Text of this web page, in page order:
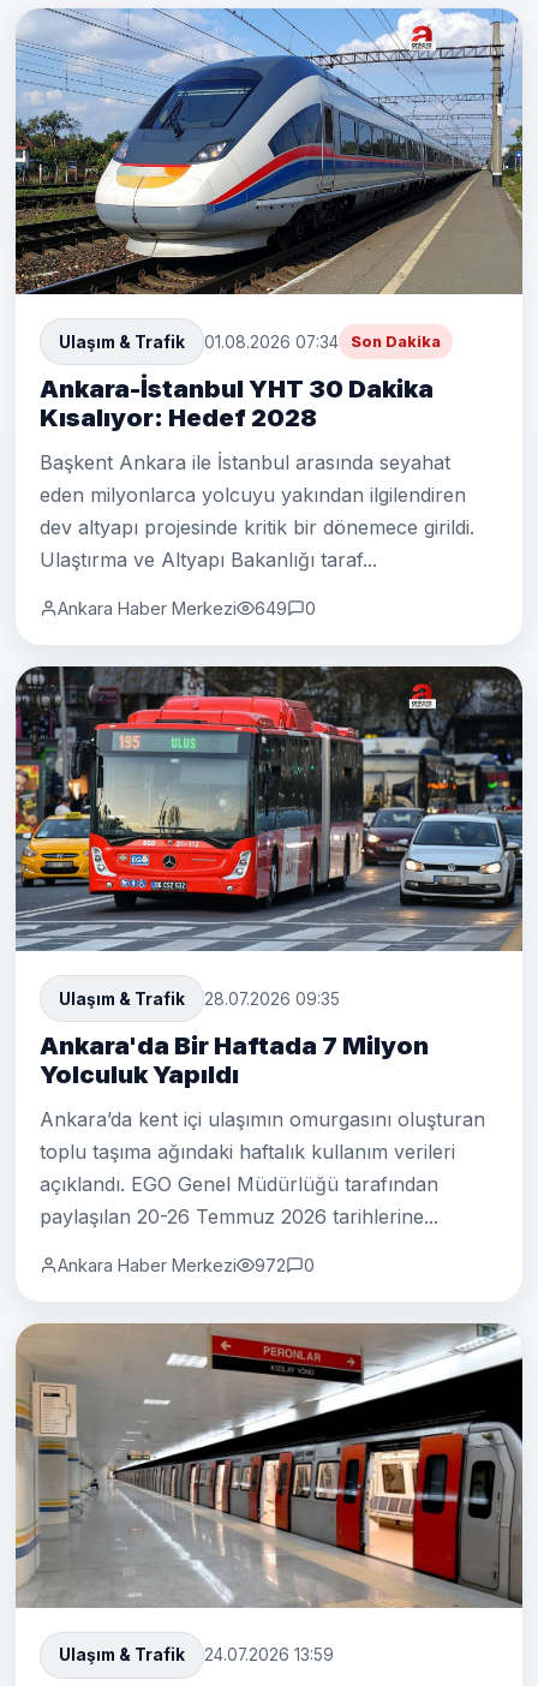
Ulaşım & Trafik 01.08.2026 07:34 Son Dakika
Ankara-İstanbul YHT 30 Dakika
Kısalıyor: Hedef 2028
Başkent Ankara ile İstanbul arasında seyahat
eden milyonlarca yolcuyu yakından ilgilendiren
dev altyapı projesinde kritik bir dönemece girildi.
Ulaştırma ve Altyapı Bakanlığı taraf...
Ankara Haber Merkezi 649 0
Ulaşım & Trafik 28.07.2026 09:35
Ankara'da Bir Haftada 7 Milyon
Yolculuk Yapıldı
Ankara’da kent içi ulaşımın omurgasını oluşturan
toplu taşıma ağındaki haftalık kullanım verileri
açıklandı. EGO Genel Müdürlüğü tarafından
paylaşılan 20-26 Temmuz 2026 tarihlerine...
Ankara Haber Merkezi 972 0
Ulaşım & Trafik 24.07.2026 13:59